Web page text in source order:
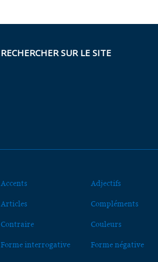
RECHERCHER SUR LE SITE
Accents Adjectifs
Articles Compléments
Contraire Couleurs
Forme interrogative Forme négative